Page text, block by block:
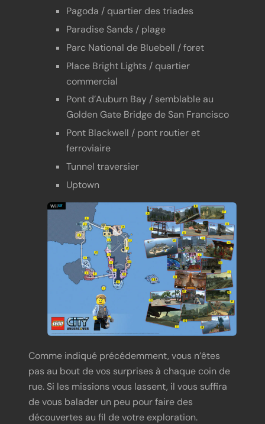
Pagoda / quartier des triades
Paradise Sands / plage
Parc National de Bluebell / foret
Place Bright Lights / quartier
commercial
Pont d’Auburn Bay / semblable au
Golden Gate Bridge de San Francisco
Pont Blackwell / pont routier et
ferroviaire
Tunnel traversier
Uptown
Comme indiqué précédemment, vous n’êtes
pas au bout de vos surprises à chaque coin de
rue. Si les missions vous lassent, il vous suffira
de vous balader un peu pour faire des
découvertes au fil de votre exploration.